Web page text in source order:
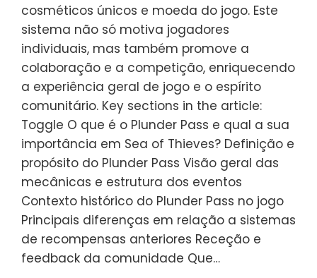
cosméticos únicos e moeda do jogo. Este
sistema não só motiva jogadores
individuais, mas também promove a
colaboração e a competição, enriquecendo
a experiência geral de jogo e o espírito
comunitário. Key sections in the article:
Toggle O que é o Plunder Pass e qual a sua
importância em Sea of Thieves? Definição e
propósito do Plunder Pass Visão geral das
mecânicas e estrutura dos eventos
Contexto histórico do Plunder Pass no jogo
Principais diferenças em relação a sistemas
de recompensas anteriores Receção e
feedback da comunidade Que…